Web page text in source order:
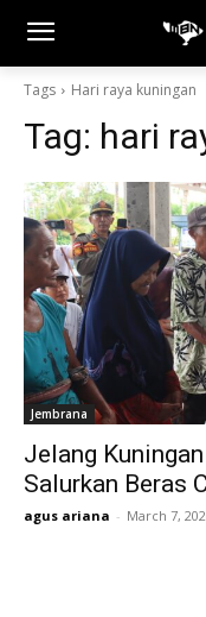
Tags Hari raya kuningan
Tag: hari
Jembrana
Jelang
Salurkan Beras
agus ariana - March 7,